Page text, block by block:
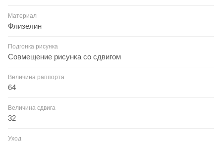
Материал
Флизелин
Подгонка рисунка
Совмещение рисунка со сдвигом
Величина раппорта
64
Величина сдвига
32
Уход